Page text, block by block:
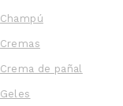
Champú
Cremas
Crema de pañal
Geles